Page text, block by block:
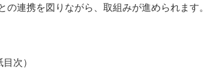
の連携を図りながら、取組みが進められます。
次）